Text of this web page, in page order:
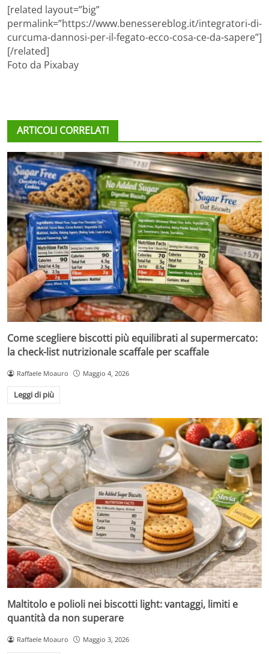
[related layout=”big”
permalink=”https://www.benessereblog.it/integratori-di-
curcuma-dannosi-per-il-fegato-ecco-cosa-ce-da-sapere”]
[/related]
Foto da Pixabay
ARTICOLI CORRELATI
Come scegliere biscotti più equilibrati al supermercato:
la check-list nutrizionale scaffale per scaffale
Raffaele Moauro Maggio 4, 2026
Leggi di più
Maltitolo e polioli nei biscotti light: vantaggi, limiti e
quantità da non superare
Raffaele Moauro Maggio 3, 2026